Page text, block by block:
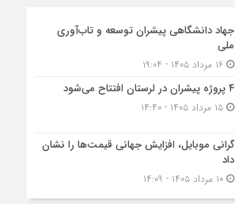
جهاد دانشگاهی پیشران توسعه و تاب‌آوری
ملی
۱۶ مرداد ۱۴۰۵ - ۱۹:۰۴
۴ پروژه پیشران در لرستان افتتاح می‌شود
۱۵ مرداد ۱۴۰۵ - ۱۴:۴۰
گرانی موبایل، افزایش جهانی قیمت‌ها را نشان
داد
۱۰ مرداد ۱۴۰۵ - ۱۴:۰۹